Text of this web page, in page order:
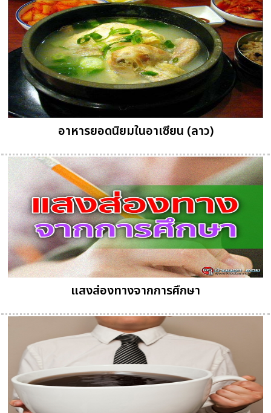
อาหารยอดนิยมในอาเซียน (ลาว)
แสงส่องทางจากการศึกษา